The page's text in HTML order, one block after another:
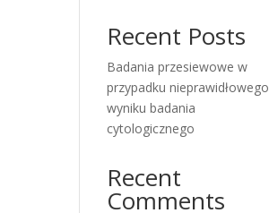
Recent Posts
Badania przesiewowe w
przypadku nieprawidłowego
wyniku badania
cytologicznego
Recent
Comments